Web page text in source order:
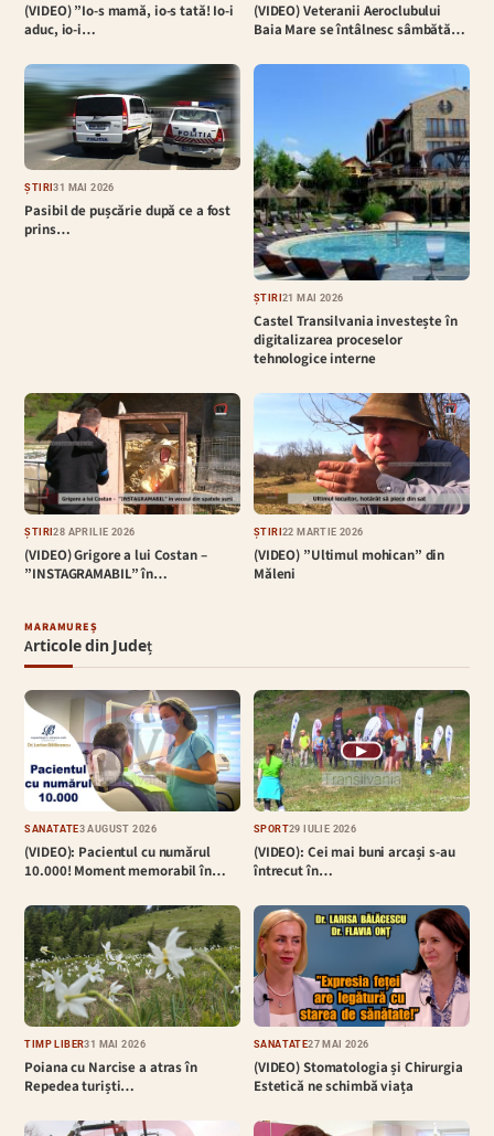
(VIDEO) ”Io-s mamă, io-s tată! Io-i
aduc, io-i…
(VIDEO) Veteranii Aeroclubului
Baia Mare se întâlnesc sâmbătă…
ȘTIRI31 MAI 2026
Pasibil de pușcărie după ce a fost
prins…
ȘTIRI21 MAI 2026
Castel Transilvania investește în
digitalizarea proceselor
tehnologice interne
ȘTIRI28 APRILIE 2026
(VIDEO) Grigore a lui Costan –
”INSTAGRAMABIL” în…
ȘTIRI22 MARTIE 2026
(VIDEO) ”Ultimul mohican” din
Măleni
MARAMUREȘ
Articole din Județ
SĂNĂTATE3 AUGUST 2026
(VIDEO): Pacientul cu numărul
10.000! Moment memorabil în…
▶
SPORT29 IULIE 2026
(VIDEO): Cei mai buni arcași s-au
întrecut în…
TIMP LIBER31 MAI 2026
Poiana cu Narcise a atras în
Repedea turiști…
SĂNĂTATE27 MAI 2026
(VIDEO) Stomatologia și Chirurgia
Estetică ne schimbă viața